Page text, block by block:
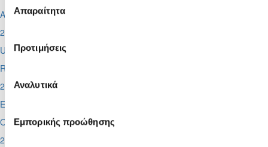
συγκατάθεσης
Απαραίτητα
Προτιμήσεις
Αναλυτικά
Εμπορικής προώθησης
Απόλλων - Μπραν
2026-08-12
UEFA Super CUP
Red Bull Arena (
2026-08-13
Europa League
Ομόνοια - Λίνκολν, Πάφος -
2026-08-29